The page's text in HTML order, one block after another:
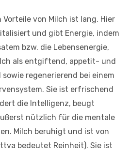
von Milch ist lang. Hier
und gibt Energie, indem
bzw. die Lebensenergie,
als entgiftend, appetit- und
regenerierend bei einem
Sie ist erfrischend
die Intelligenz, beugt
nützlich für die mentale
Milch beruhigt und ist von
bedeutet Reinheit). Sie ist